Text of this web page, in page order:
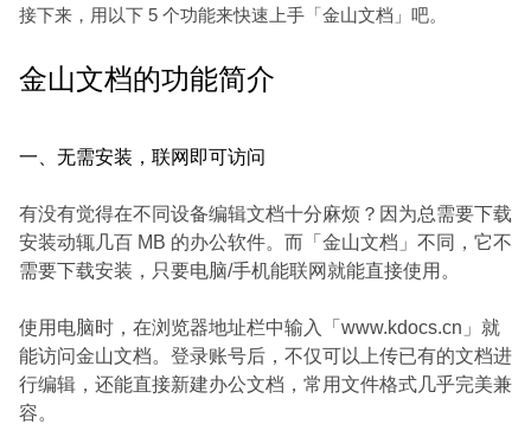
接下来，用以下 5 个功能来快速上手「金山文档」吧。
金山文档的功能简介
一、无需安装，联网即可访问
有没有觉得在不同设备编辑文档十分麻烦？因为总需要下载
安装动辄几百 MB 的办公软件。而「金山文档」不同，它不
需要下载安装，只要电脑/手机能联网就能直接使用。
使用电脑时，在浏览器地址栏中输入「www.kdocs.cn」就
能访问金山文档。登录账号后，不仅可以上传已有的文档进
行编辑，还能直接新建办公文档，常用文件格式几乎完美兼
容。